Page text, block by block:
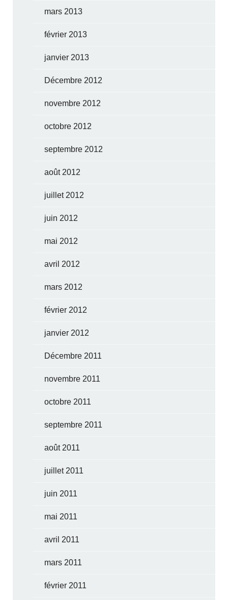
mars 2013
février 2013
janvier 2013
Décembre 2012
novembre 2012
octobre 2012
septembre 2012
août 2012
juillet 2012
juin 2012
mai 2012
avril 2012
mars 2012
février 2012
janvier 2012
Décembre 2011
novembre 2011
octobre 2011
septembre 2011
août 2011
juillet 2011
juin 2011
mai 2011
avril 2011
mars 2011
février 2011